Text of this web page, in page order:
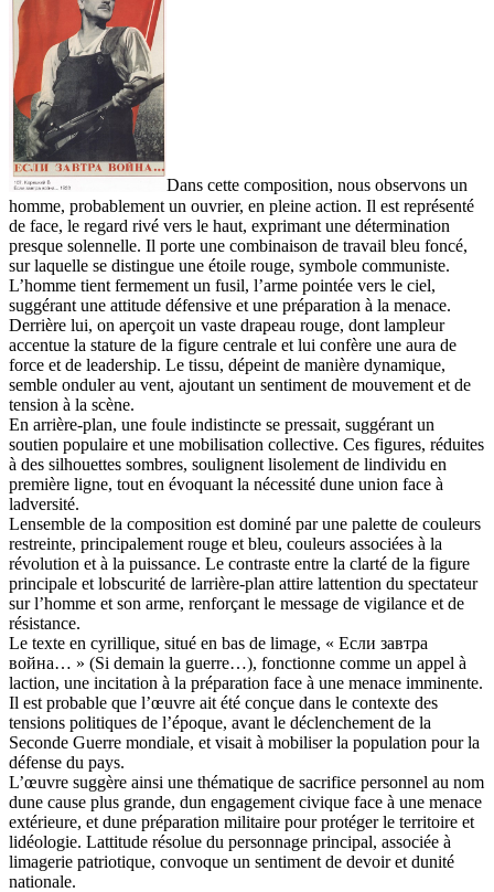
Dans cette composition, nous observons un
homme, probablement un ouvrier, en pleine action. Il est représenté
de face, le regard rivé vers le haut, exprimant une détermination
presque solennelle. Il porte une combinaison de travail bleu foncé,
sur laquelle se distingue une étoile rouge, symbole communiste.
L’homme tient fermement un fusil, l’arme pointée vers le ciel,
suggérant une attitude défensive et une préparation à la menace.
Derrière lui, on aperçoit un vaste drapeau rouge, dont lampleur
accentue la stature de la figure centrale et lui confère une aura de
force et de leadership. Le tissu, dépeint de manière dynamique,
semble onduler au vent, ajoutant un sentiment de mouvement et de
tension à la scène.
En arrière-plan, une foule indistincte se pressait, suggérant un
soutien populaire et une mobilisation collective. Ces figures, réduites
à des silhouettes sombres, soulignent lisolement de lindividu en
première ligne, tout en évoquant la nécessité dune union face à
ladversité.
Lensemble de la composition est dominé par une palette de couleurs
restreinte, principalement rouge et bleu, couleurs associées à la
révolution et à la puissance. Le contraste entre la clarté de la figure
principale et lobscurité de larrière-plan attire lattention du spectateur
sur l’homme et son arme, renforçant le message de vigilance et de
résistance.
Le texte en cyrillique, situé en bas de limage, « Если завтра
война… » (Si demain la guerre…), fonctionne comme un appel à
laction, une incitation à la préparation face à une menace imminente.
Il est probable que l’œuvre ait été conçue dans le contexte des
tensions politiques de l’époque, avant le déclenchement de la
Seconde Guerre mondiale, et visait à mobiliser la population pour la
défense du pays.
L’œuvre suggère ainsi une thématique de sacrifice personnel au nom
dune cause plus grande, dun engagement civique face à une menace
extérieure, et dune préparation militaire pour protéger le territoire et
lidéologie. Lattitude résolue du personnage principal, associée à
limagerie patriotique, convoque un sentiment de devoir et dunité
nationale.